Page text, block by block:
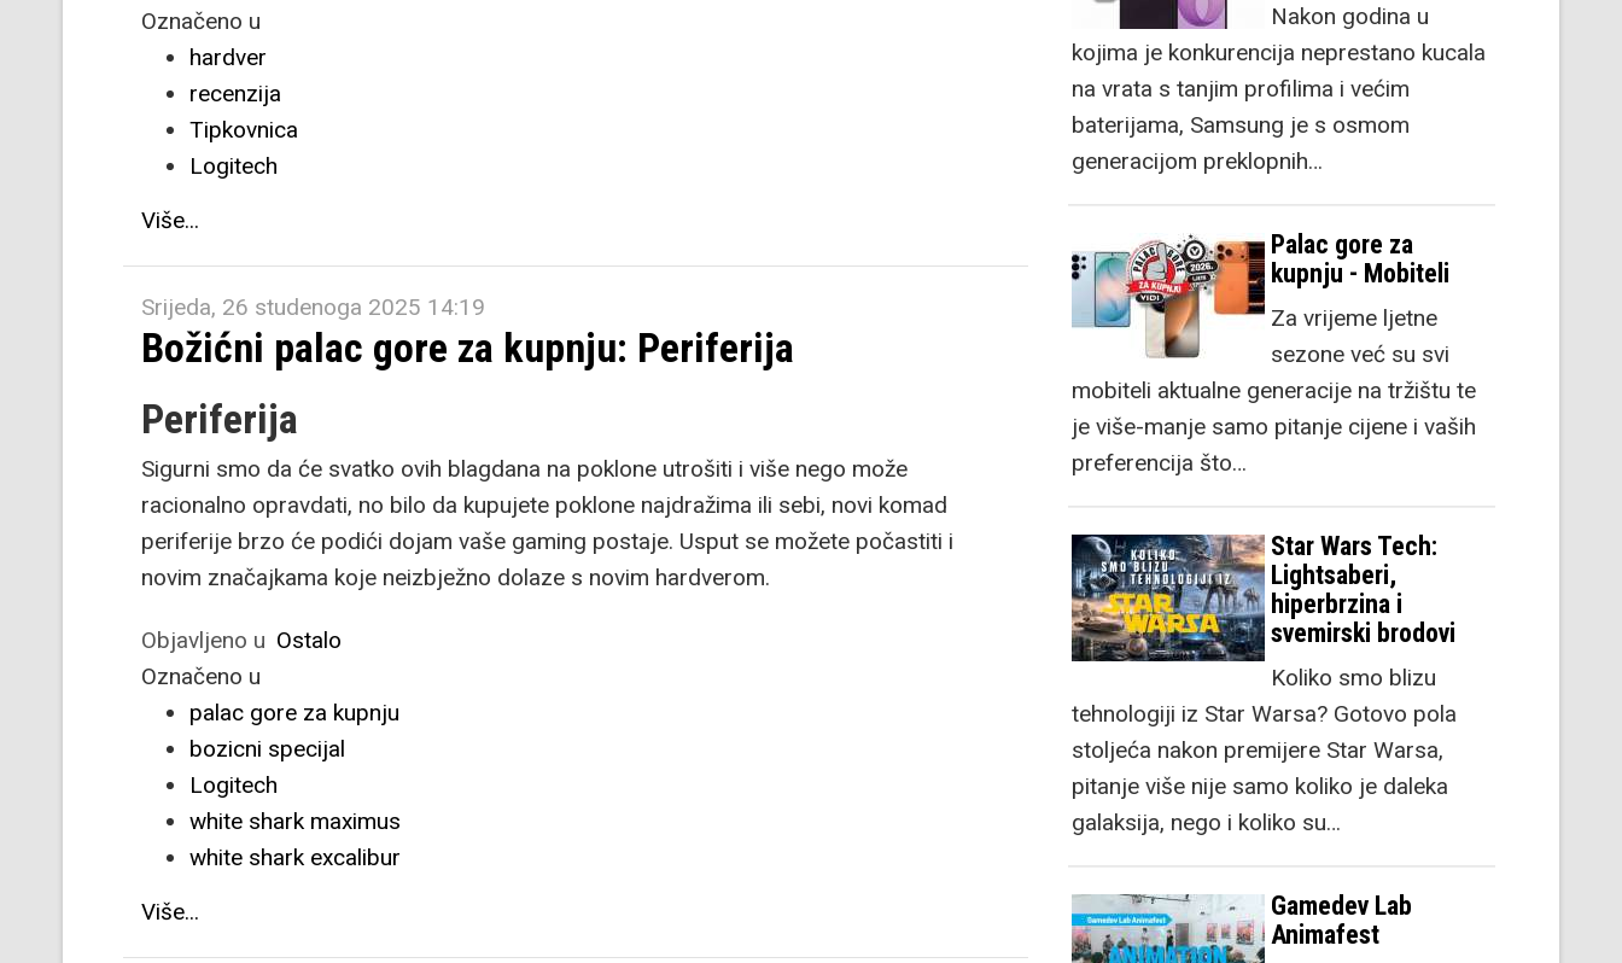
Označeno u
hardver
recenzija
Tipkovnica
Logitech
Više...
Srijeda, 26 studenoga 2025 14:19
Božićni palac gore za kupnju: Periferija
Periferija
Sigurni smo da će svatko ovih blagdana na poklone utrošiti i više nego može
racionalno opravdati, no bilo da kupujete poklone najdražima ili sebi, novi komad
periferije brzo će podići dojam vaše gaming postaje. Usput se možete počastiti i
novim značajkama koje neizbježno dolaze s novim hardverom.
Objavljeno u Ostalo
Označeno u
palac gore za kupnju
bozicni specijal
Logitech
white shark maximus
white shark excalibur
Više...
Nakon godina u
kojima je konkurencija neprestano kucala
na vrata s tanjim profilima i većim
baterijama, Samsung je s osmom
generacijom preklopnih…
Palac gore za
kupnju - Mobiteli
Za vrijeme ljetne
sezone već su svi
mobiteli aktualne generacije na tržištu te
je više-manje samo pitanje cijene i vaših
preferencija što…
Star Wars Tech:
Lightsaberi,
hiperbrzina i
svemirski brodovi
Koliko smo blizu
tehnologiji iz Star Warsa? Gotovo pola
stoljeća nakon premijere Star Warsa,
pitanje više nije samo koliko je daleka
galaksija, nego i koliko su…
Gamedev Lab
Animafest